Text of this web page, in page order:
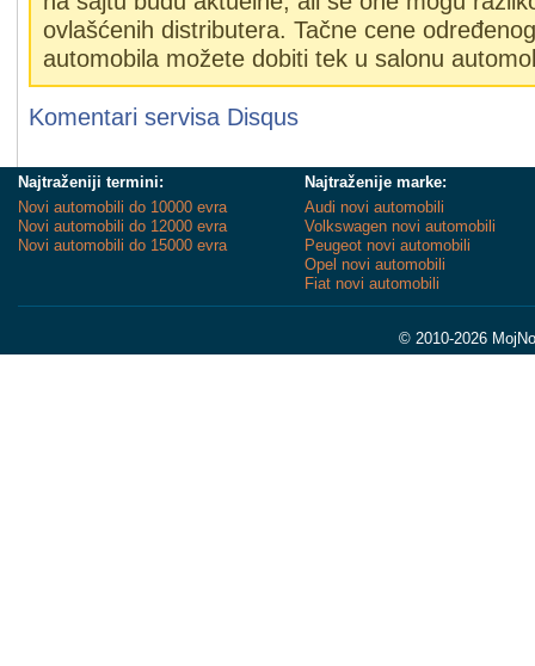
ovlašćenih distributera. Tačne cene
automobila možete dobiti tek u salonu
Komentari servisa Disqus
Najtraženiji termini:
Novi automobili do 10000 evra
Novi automobili do 12000 evra
Novi automobili do 15000 evra
Najtraženije marke:
Audi novi automobili
Volkswagen novi automobili
Peugeot novi automobili
Opel novi automobili
Fiat novi automobili
© 2010-2026